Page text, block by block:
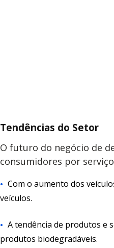
Tendências do Setor
O futuro do negócio de
consumidores por
Com o aumento dos
veículos.
A tendência de produtos e
produtos biodegradáveis.